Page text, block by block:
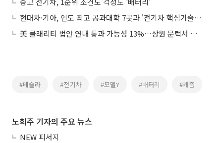
현대차·기아, 인도 최고 공과대학 7곳과 '전기차 핵심기술' 개발 나선다
美 클래리티 법안 연내 통과 가능성 13%…상원 문턱서 제동
#테슬라 #전기차 #모델Y #배터리 #캐즘
노희주 기자의 주요 뉴스
NEW 피서지